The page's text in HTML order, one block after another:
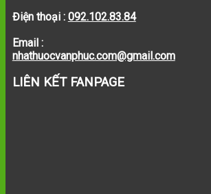
Điện thoại : 092.102.83.84
Email :
nhathuocvanphuc.com@gmail.com
LIÊN KẾT FANPAGE